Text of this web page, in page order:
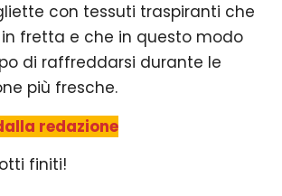
con tessuti traspiranti che
fretta e che in questo modo
di raffreddarsi durante le
più fresche.
redazione
finiti!